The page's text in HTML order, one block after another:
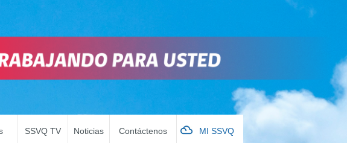
SSVQ TV Noticias Contáctenos MI SSVQ